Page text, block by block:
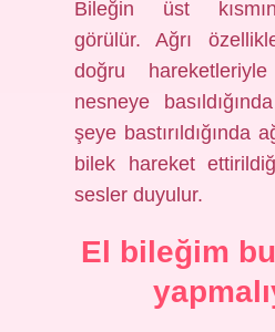
Bileğin üst
görülür. Ağrı
doğru
nesneye
şeye bastırıldığında
bilek hareket
sesler duyulur.
El bileğim